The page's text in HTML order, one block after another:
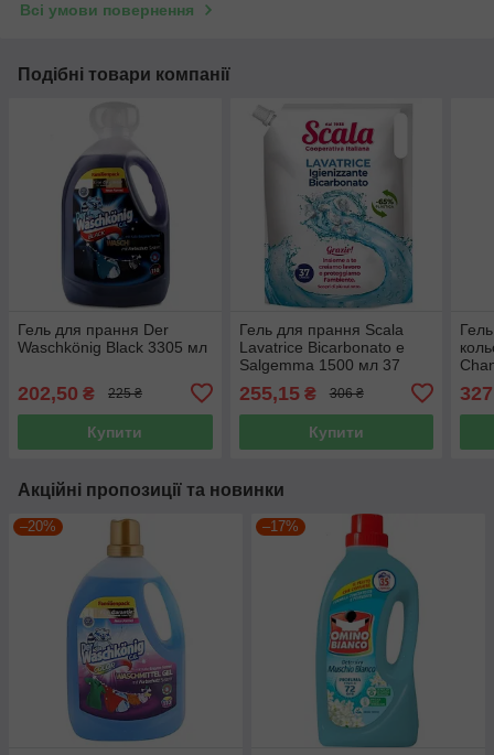
Всі умови повернення
Подібні товари компанії
Гель для прання Der
Waschkönig Black 3305 мл
202,50 ₴ 225 ₴
Купити
Гель для прання Scala
Lavatrice Bicarbonato e
Salgemma 1500 мл 37
255,15₴ 306 ₴
Купити
Акційні пропозиції та новинки
–20% –17%